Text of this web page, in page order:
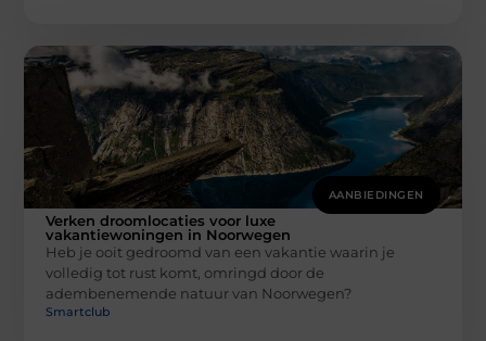
AANBIEDINGEN
Verken droomlocaties voor luxe
vakantiewoningen in Noorwegen
Heb je ooit gedroomd van een vakantie waarin je
volledig tot rust komt, omringd door de
adembenemende natuur van Noorwegen?
Smartclub